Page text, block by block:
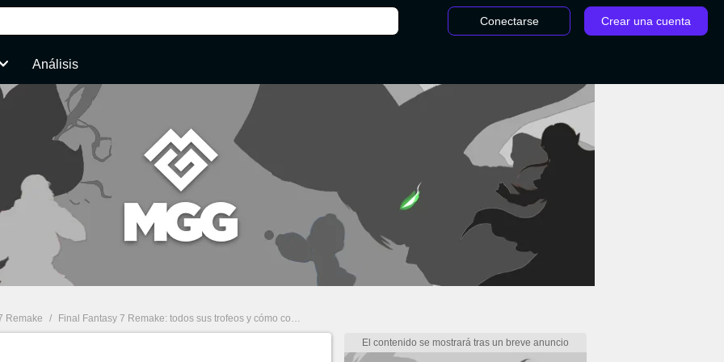
Conectarse Crear una cuenta
Análisis
Remake / Final Fantasy 7 Remake: todos sus trofeos y cómo conseguirlos